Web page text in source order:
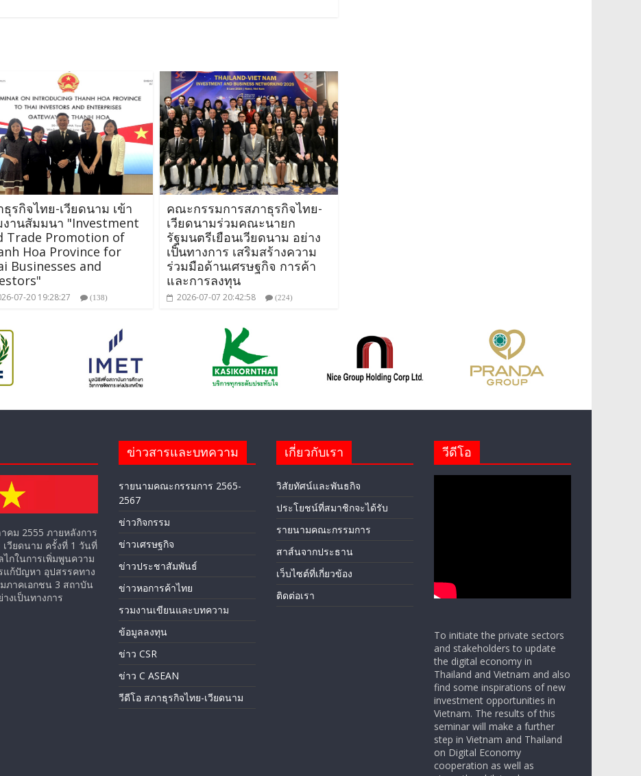
ธุรกิจไทย-เวียดนาม เข้า
งานสัมมนา "Investment
Trade Promotion of
Hoa Province for
Businesses and
07-20 19:28:27 (138)
คณะกรรมการสภาธุรกิจไทย-
เวียดนามร่วมคณะนายก
รัฐมนตรีเยือนเวียดนาม อย่าง
เป็นทางการ เสริมสร้างความ
ร่วมมือด้านเศรษฐกิจ การค้า
และการลงทุน
2026-07-07 20:42:58 (224)
คม 2555 ภายหลังการ
เวียดนาม ครั้งที่ 1 วันที่
กในการเพิ่มพูนความ
แก้ปัญหา อุปสรรคทาง
ภาคเอกชน 3 สถาบัน
งเป็นทางการ
ข่าวสารและบทความ
รายนามคณะกรรมการ 2565-
2567
ข่าวกิจกรรม
ข่าวเศรษฐกิจ
ข่าวประชาสัมพันธ์
ข่าวหอการค้าไทย
รวมงานเขียนและบทความ
ข้อมูลลงทุน
ข่าว CSR
ข่าว C ASEAN
วีดีโอ สภาธุรกิจไทย-เวียดนาม
เกี่ยวกับเรา
วิสัยทัศน์และพันธกิจ
ประโยชน์ที่สมาชิกจะได้รับ
รายนามคณะกรรมการ
สาส์นจากประธาน
เว็บไซต์ที่เกี่ยวข้อง
ติดต่อเรา
วีดีโอ
To initiate the private sectors
and stakeholders to update
the digital economy in
Thailand and Vietnam and also
find some inspirations of new
investment opportunities in
Vietnam. The results of this
seminar will make a further
step in Vietnam and Thailand
on Digital Economy
cooperation as well as